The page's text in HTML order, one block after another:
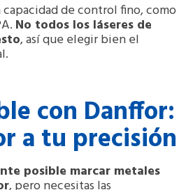
de control fino, como
No todos los láseres de
, así que elegir bien el
con Danffor:
a tu precisión
posible marcar metales